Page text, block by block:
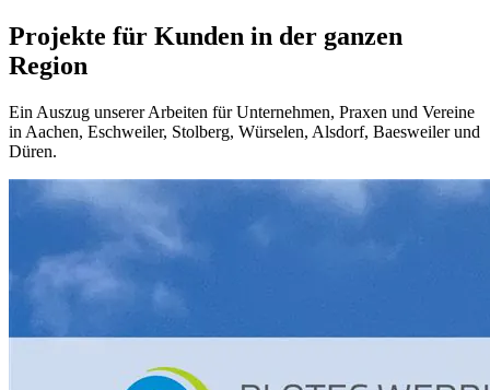
Projekte für Kunden in der ganzen
Region
Ein Auszug unserer Arbeiten für Unternehmen, Praxen und Vereine
in Aachen, Eschweiler, Stolberg, Würselen, Alsdorf, Baesweiler und
Düren.